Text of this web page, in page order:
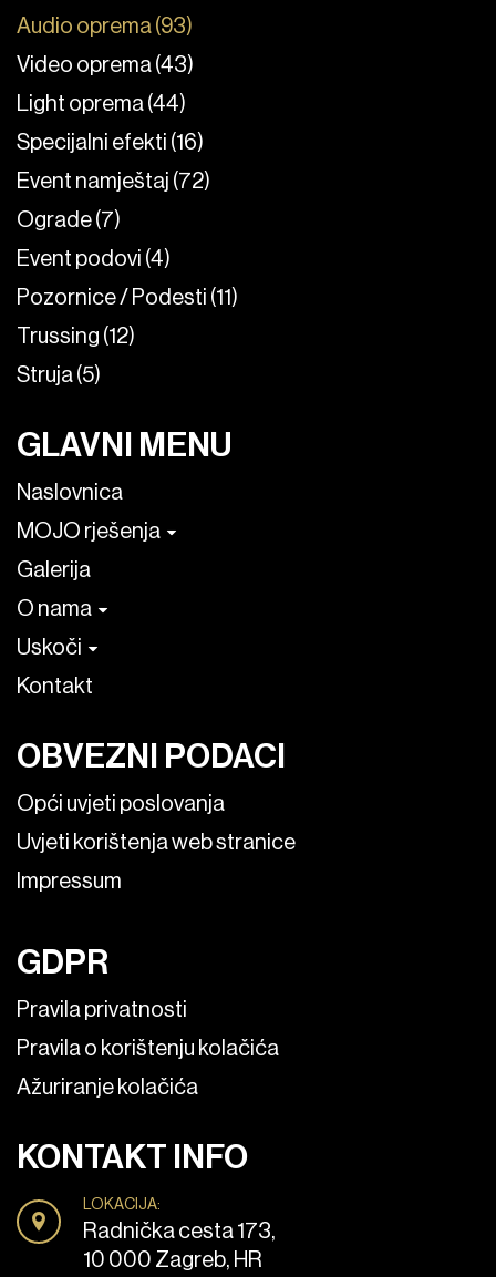
Audio oprema (93)
Video oprema (43)
Light oprema (44)
Specijalni efekti (16)
Event namještaj (72)
Ograde (7)
Event podovi (4)
Pozornice / Podesti (11)
Trussing (12)
Struja (5)
GLAVNI MENU
Naslovnica
MOJO rješenja
Galerija
O nama
Uskoči
Kontakt
OBVEZNI PODACI
Opći uvjeti poslovanja
Uvjeti korištenja web stranice
Impressum
GDPR
Pravila privatnosti
Pravila o korištenju kolačića
Ažuriranje kolačića
KONTAKT INFO
LOKACIJA:
Radnička cesta 173,
10 000 Zagreb, HR